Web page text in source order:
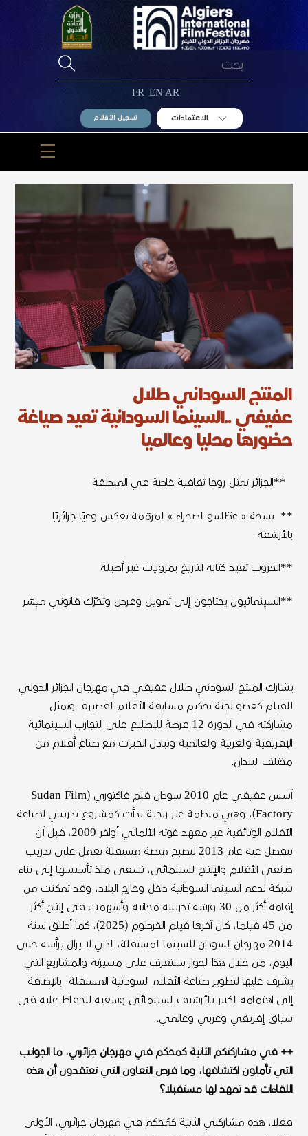
AR
EN
FR
الاعتمادات تسجيل الأفلام
Menu
المنتج السوداني طلال
عفيفي ..السينما السودانية تعيد صياغة
حضورها محليا وعالميا
**الجزائر تمثل روحا ثقافية خاصة في المنطقة
** نسخة « غطّاسو الصحراء » المرمّمة تعكس وعيًا جزائريًا
بالأرشفة
**الحروب تعيد كتابة التاريخ بمرويات غير أصيلة
**السينمائيون يحتاجون إلى تمويل وفرص وتحرّك قانوني ميسّر
يشارك المنتج السوداني طلال عفيفي في مهرجان الجزائر الدولي
للفيلم كعضو لجنة تحكيم مسابقة الأفلام القصيرة، وتمثل
مشاركته في الدورة 12 فرصة للاطلاع على التجارب السينمائية
الإفريقية والعربية والعالمية وتبادل الخبرات مع صناع أفلام من
مختلف البلدان.
أسس عفيفي عام 2010 سودان فلم فاكتوري (Sudan Film
Factory)، وهي منظمة غير ربحية بدأت كمشروع تدريبي لصناعة
الأفلام الوثائقية عبر معهد غوته الألماني أواخر 2009، قبل أن
تنفصل عنه عام 2013 لتصبح منصة مستقلة تعمل على تدريب
صانعي الأفلام والإنتاج السينمائي، تسعى منذ تأسيسها إلى بناء
شبكة لدعم السينما السودانية داخل وخارج البلاد، وقد تمكنت من
إقامة أكثر من 30 ورشة تدريبية مجانية وأسهمت في إنتاج أكثر
من 45 فيلما، كان آخرها فيلم الخرطوم (2025)، كما أطلق سنة
2014 مهرجان السودان للسينما المستقلة، الذي لا يزال يرأسه حتى
اليوم، من خلال هذا الحوار سنتعرف على مسيرته والمشاريع التي
يشرف عليها لتطوير صناعة الأفلام السودانية المستقلة، بالإضافة
إلى اهتمامه الكبير بالأرشيف السينمائي وسعيه للحفاظ عليه في
سياق إفريقي وعربي وعالمي.
++ في مشاركتكم الثانية كمحكم في مهرجان جزائري، ما الجوانب
التي تأملون اكتشافها، وما فرص التعاون التي تعتقدون أن هذه
اللقاءات قد تمهد لها مستقبلا؟
فعلا، هذه مشاركتي الثانية كمُحكم في مهرجان جزائري، الأولى